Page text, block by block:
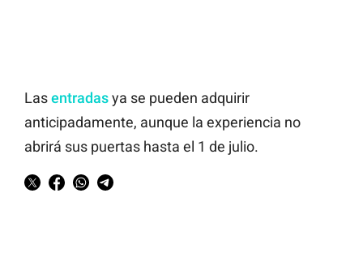
Lasentradasya se pueden adquirir
anticipadamente, aunque la experiencia no
abrirá sus puertas hasta el 1 de julio.